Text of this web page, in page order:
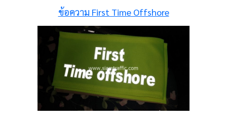
ข้อความ First Time Offshore